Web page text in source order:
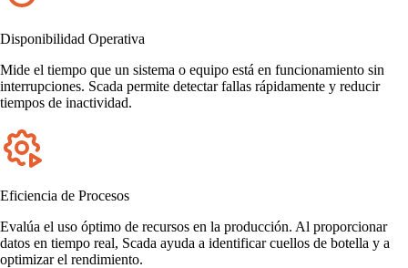
Disponibilidad Operativa
Mide el tiempo que un sistema o equipo está en funcionamiento sin
interrupciones. Scada permite detectar fallas rápidamente y reducir
tiempos de inactividad.
Eficiencia de Procesos
Evalúa el uso óptimo de recursos en la producción. Al proporcionar
datos en tiempo real, Scada ayuda a identificar cuellos de botella y a
optimizar el rendimiento.